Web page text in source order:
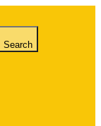
Search